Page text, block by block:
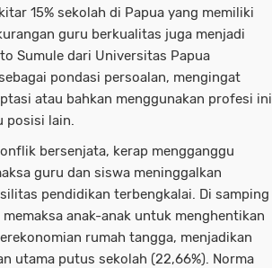
15% sekolah di Papua yang memiliki
guru berkualitas juga menjadi
Sumule dari Universitas Papua
pondasi persoalan, mengingat
atau bahkan menggunakan profesi ini
posisi lain.
bersenjata, kerap mengganggu
guru dan siswa meninggalkan
pendidikan terbengkalai. Di samping
anak-anak untuk menghentikan
rumah tangga, menjadikan
utama putus sekolah (22,66%). Norma